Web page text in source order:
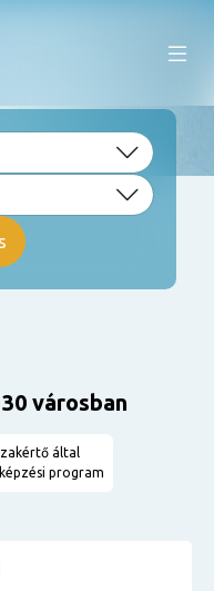
városban
által
program